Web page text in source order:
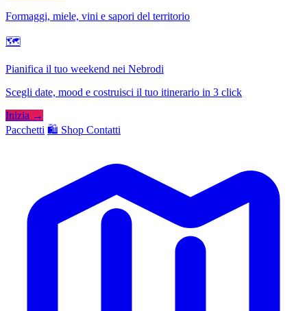
Formaggi, miele, vini e sapori del territorio
🗺
Pianifica il tuo weekend nei Nebrodi
Scegli date, mood e costruisci il tuo itinerario in 3 click
Inizia →
Pacchetti 🛍️ Shop Contatti